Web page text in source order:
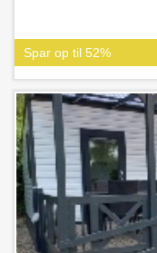
Spar op til 52%